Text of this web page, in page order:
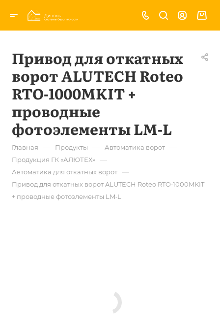
Привод для откатных
ворот ALUTECH Roteo
RTO‑1000MKIT +
проводные
фотоэлементы LM‑L
Главная — Продукты — Автоматика ворот —
Продукция ГК «АЛЮТЕХ» —
Автоматика для откатных ворот —
Привод для откатных ворот ALUTECH Roteo RTO‑1000MKIT
+ проводные фотоэлементы LM‑L